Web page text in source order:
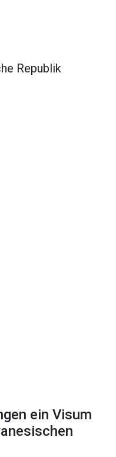
Republik
ein Visum